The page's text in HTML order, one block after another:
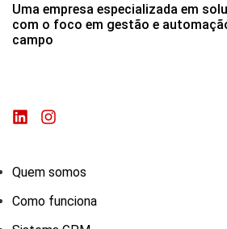
Uma empresa especializada em
com o foco em gestão e
campo
Quem somos
Como funciona